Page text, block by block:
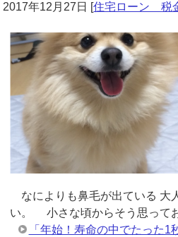
2017年12月27日 [住宅ローン 税
なによりも鼻毛が出ている 大
い。 小さな頃からそう思っ
「年始！寿命の中でたった